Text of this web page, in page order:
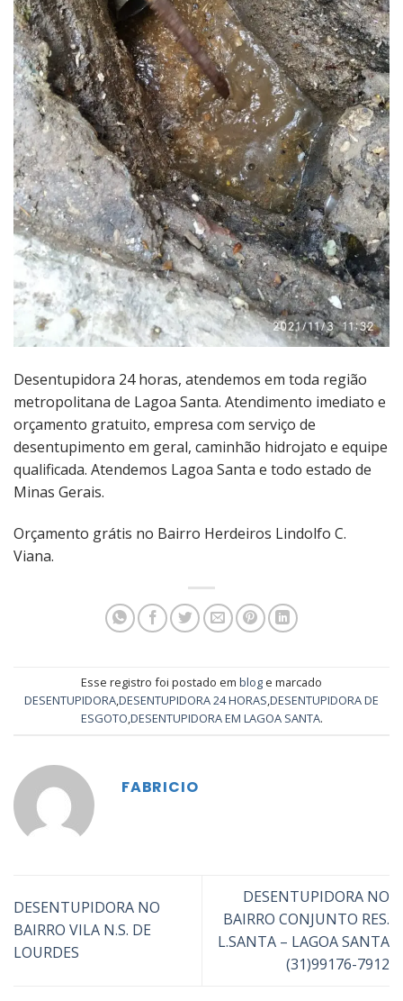
Desentupidora 24 horas, atendemos em toda região
metropolitana de Lagoa Santa. Atendimento imediato e
orçamento gratuito, empresa com serviço de
desentupimento em geral, caminhão hidrojato e equipe
qualificada. Atendemos Lagoa Santa e todo estado de
Minas Gerais.
Orçamento grátis no Bairro Herdeiros Lindolfo C.
Viana.
Esse registro foi postado em blog e marcado
DESENTUPIDORA,DESENTUPIDORA 24 HORAS,DESENTUPIDORA DE
ESGOTO,DESENTUPIDORA EM LAGOA SANTA.
FABRICIO
DESENTUPIDORA NO
BAIRRO VILA N.S. DE
LOURDES
DESENTUPIDORA NO
BAIRRO CONJUNTO RES.
L.SANTA – LAGOA SANTA
(31)99176-7912